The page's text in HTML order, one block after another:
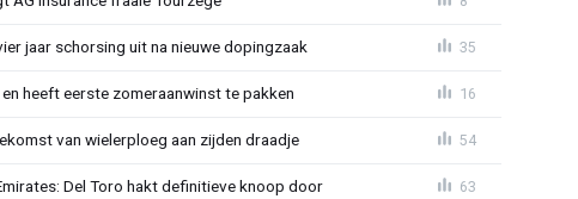
jaar schorsing uit na nieuwe dopingzaak 35
heeft eerste zomeraanwinst te pakken 16
van wielerploeg aan zijden draadje 54
Del Toro hakt definitieve knoop door 63